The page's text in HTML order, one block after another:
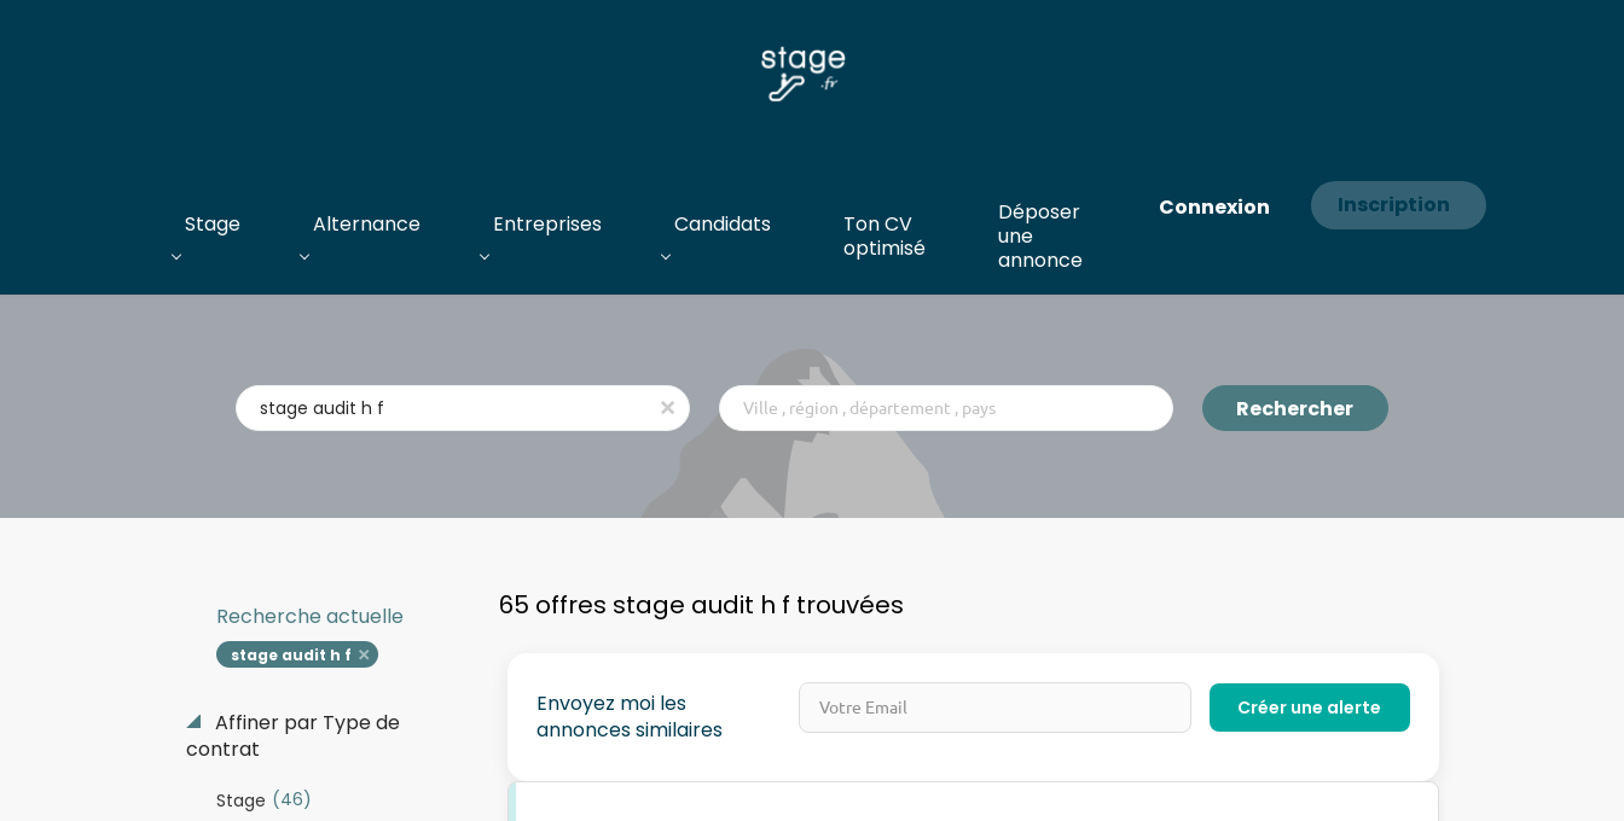
Connexion Inscription
Stage Alternance Entreprises Candidats
Ton CV
optimisé
Déposer
une
annonce
Métier,
entreprise,
x
Ville
,
département
,
Rechercher
Rechercher
65 offres stage audit h f trouvées
Recherche actuelle
stage audit h f
Affiner par Type de
contrat
Stage (46)
Envoyez moi les
annonces similaires